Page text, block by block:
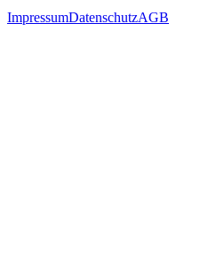
ImpressumDatenschutzAGB